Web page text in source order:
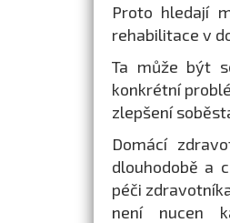
Proto hledají
rehabilitace v
Ta může být
konkrétní
zlepšení
Domácí
dlouhodobě a
péči
není nucen